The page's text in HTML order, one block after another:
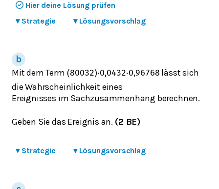
Hier deine Lösung prüfen
▾ Strategie ▾ Lösungsvorschlag
Mit dem Term (80032)⋅0,0432⋅0,96768 lässt sich
die Wahrscheinlichkeit eines
Ereignisses im Sachzusammenhang berechnen.
Geben Sie das Ereignis an. (2 BE)
▾ Strategie ▾ Lösungsvorschlag